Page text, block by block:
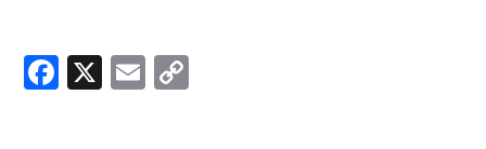
F
a
X E
m
C